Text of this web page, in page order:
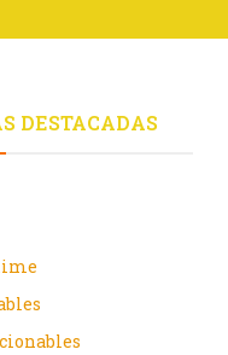
DESTACADAS